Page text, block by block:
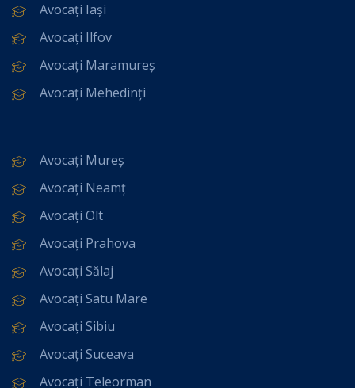
Avocați Iași
Avocați Ilfov
Avocați Maramureș
Avocați Mehedinți
Avocați Mureș
Avocați Neamț
Avocați Olt
Avocați Prahova
Avocați Sălaj
Avocați Satu Mare
Avocați Sibiu
Avocați Suceava
Avocați Teleorman